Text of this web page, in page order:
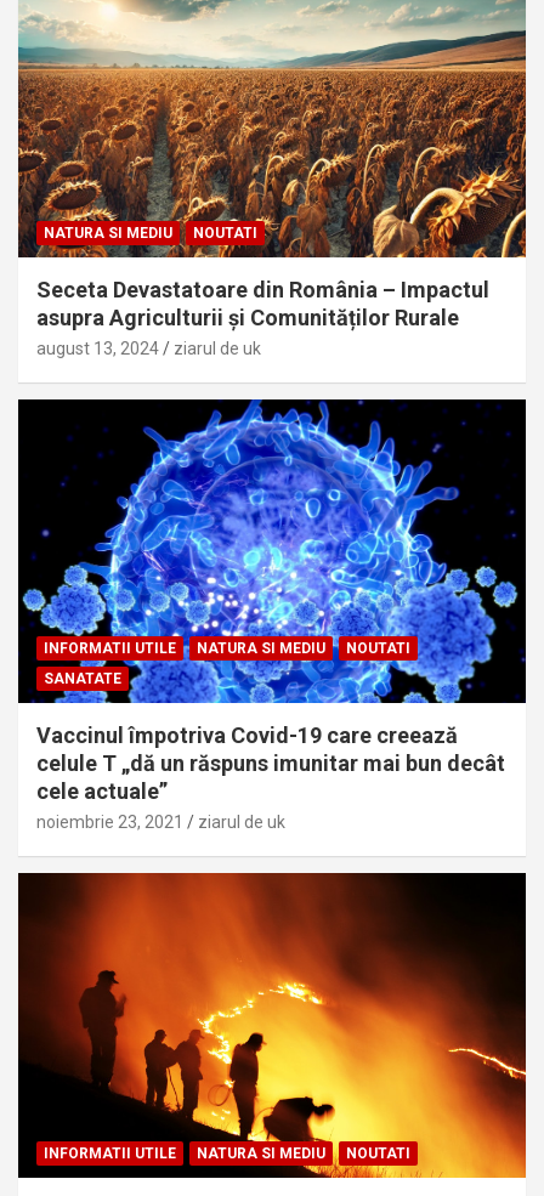
NATURA SI MEDIU NOUTATI
Seceta Devastatoare din România – Impactul
asupra Agriculturii și Comunităților Rurale
august 13, 2024 ziarul de uk
INFORMATII UTILE NATURA SI MEDIU
NOUTATI
SANATATE
Vaccinul împotriva Covid-19 care creează
celule T „dă un răspuns imunitar mai bun decât
cele actuale”
noiembrie 23, 2021 ziarul de uk
INFORMATII UTILE NATURA SI MEDIU NOUTATI